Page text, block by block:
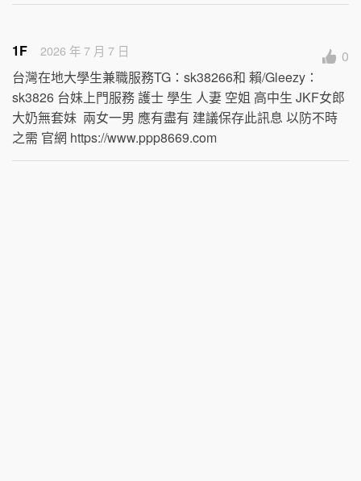
0
1F 2026 年 7 月 7 日
台灣在地大學生兼職服務TG：sk38266和 賴/Gleezy：
sk3826 台妹上門服務 護士 學生 人妻 空姐 高中生 JKF女郎
大奶無套妹  兩女一男 應有盡有 建議保存此訊息 以防不時
之需 官網 https://www.ppp8669.com